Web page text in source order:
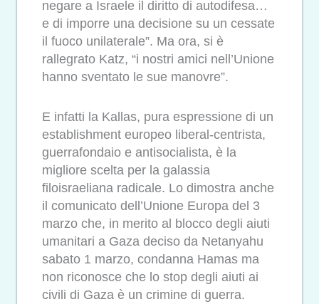
negare a Israele il diritto di autodifesa…
e di imporre una decisione su un cessate
il fuoco unilaterale”. Ma ora, si è
rallegrato Katz, “i nostri amici nell’Unione
hanno sventato le sue manovre”.
E infatti la Kallas, pura espressione di un
establishment europeo liberal-centrista,
guerrafondaio e antisocialista, è la
migliore scelta per la galassia
filoisraeliana radicale. Lo dimostra anche
il comunicato dell’Unione Europa del 3
marzo che, in merito al blocco degli aiuti
umanitari a Gaza deciso da Netanyahu
sabato 1 marzo, condanna Hamas ma
non riconosce che lo stop degli aiuti ai
civili di Gaza è un crimine di guerra.